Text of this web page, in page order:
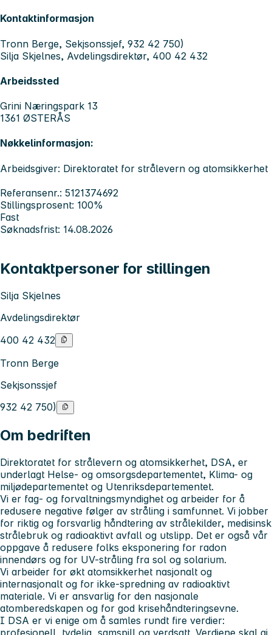
Kontaktinformasjon
Tronn Berge, Sekjsonssjef, 932 42 750)
Silja Skjelnes, Avdelingsdirektør, 400 42 432
Arbeidssted
Grini Næringspark 13
1361 ØSTERÅS
Nøkkelinformasjon:
Arbeidsgiver: Direktoratet for strålevern og atomsikkerhet
Referansenr.: 5121374692
Stillingsprosent: 100%
Fast
Søknadsfrist: 14.08.2026
Kontaktpersoner for stillingen
Silja Skjelnes
Avdelingsdirektør
400 42 432
Tronn Berge
Sekjsonssjef
932 42 750)
Om bedriften
Direktoratet for strålevern og atomsikkerhet, DSA, er
underlagt Helse- og omsorgsdepartementet, Klima- og
miljødepartementet og Utenriksdepartementet.
Vi er fag- og forvaltningsmyndighet og arbeider for å
redusere negative følger av stråling i samfunnet. Vi jobber
for riktig og forsvarlig håndtering av strålekilder, medisinsk
strålebruk og radioaktivt avfall og utslipp. Det er også vår
oppgave å redusere folks eksponering for radon
innendørs og for UV-stråling fra sol og solarium.
Vi arbeider for økt atomsikkerhet nasjonalt og
internasjonalt og for ikke-spredning av radioaktivt
materiale. Vi er ansvarlig for den nasjonale
atomberedskapen og for god krisehåndteringsevne.
I DSA er vi enige om å samles rundt fire verdier:
profesjonell, tydelig, samspill og verdsatt. Verdiene skal gi